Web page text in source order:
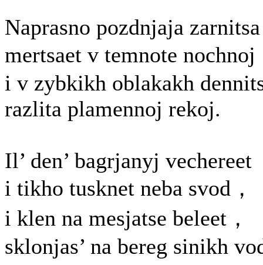
Naprasno pozdnjaja zarnitsa
mertsaet v temnote nochnoj
i v zybkikh oblakakh
razlita plamennoj rekoj.
Il’ den’ bagrjanyj vechereet
i tikho tusknet neba svod，
i klen na mesjatse beleet，
sklonjas’ na bereg sinikh